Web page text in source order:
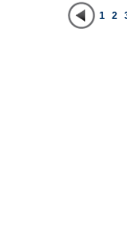
1 2